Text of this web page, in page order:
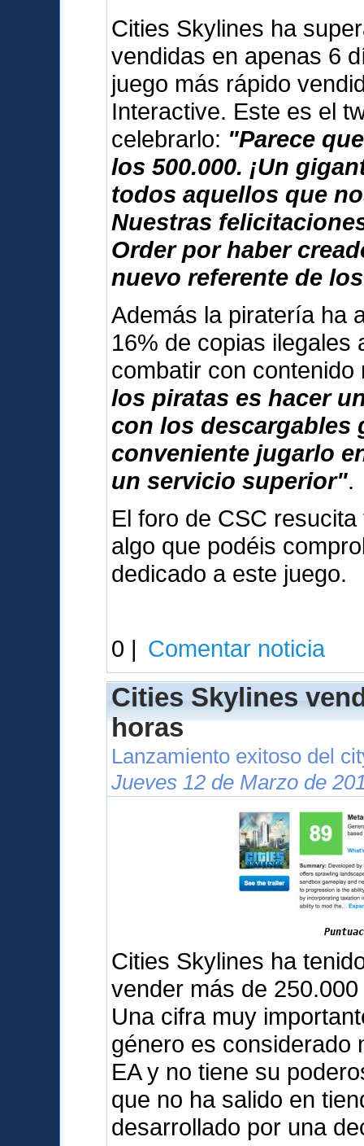
Cities Skylines ha
vendidas en apenas 6
juego más rápido
Interactive. Este es el
celebrarlo: "Parece
los 500.000. ¡Un
todos aquellos que
Nuestras
Order por haber
nuevo referente de
Además la piratería ha
16% de copias ilegales
combatir con
los piratas es hacer
con los descargables
conveniente jugarlo
un servicio superior".
El foro de CSC
algo que podéis
dedicado a este juego.
0 | Comentar noticia
Cities Skylines
horas
Lanzamiento exitoso del
Jueves 12 de Marzo de
Cities Skylines ha
vender más de
Una cifra muy
género es considerado
EA y no tiene su
que no ha salido en
desarrollado por una